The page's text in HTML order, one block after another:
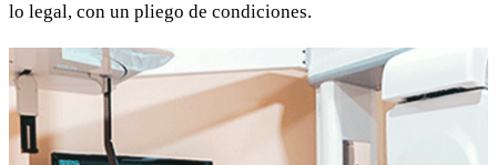
lo legal, con un pliego de condiciones.